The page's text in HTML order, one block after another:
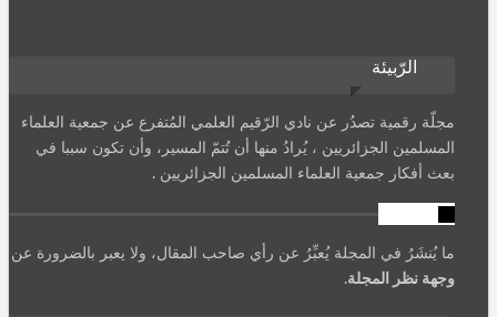
الرّبيئة
مجلّة رقمية تصدُر عن نادي الرّقيم العلمي المُتفرع عن جمعية العلماء
المسلمين الجزائريين ، يُرادُ منها أن تُتمّ المسير، وأن تكون سببا في
بعث أفكار جمعية العلماء المسلمين الجزائريين .
ما يُنشَرُ في المجلة يُعبِّرُ عن رأي صاحب المقال، ولا يعبر بالضرورة عن
وجهة نظر المجلة.